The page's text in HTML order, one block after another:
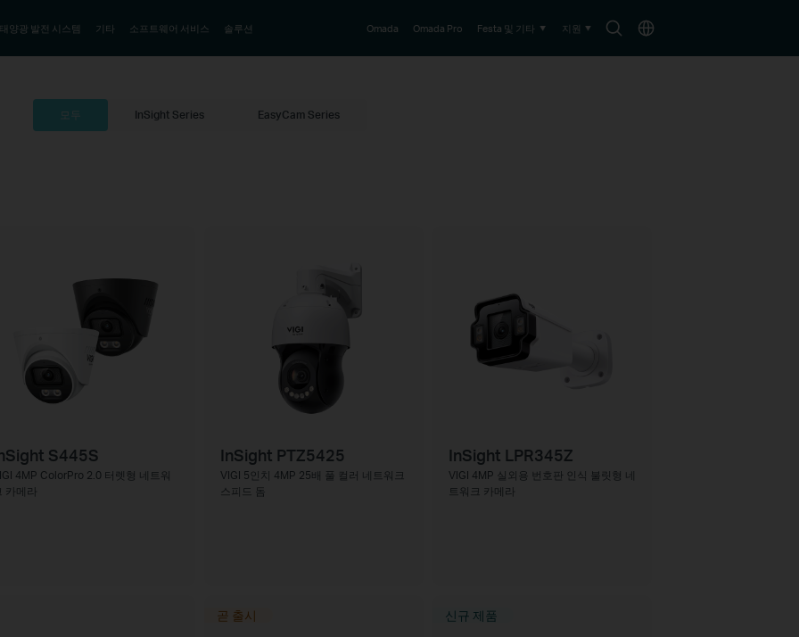
아
Choose
태양광 발전 시스템 기타 소프트웨어 서비스 솔루션 Omada Omada Pro Festa 및 기타 지원
모두 InSight Series EasyCam Series
S445S
4MP ColorPro 2.0 터렛형 네트워
카메라
InSight PTZ5425
VIGI 5인치 4MP 25배 풀 컬러 네트워크
스피드 돔
InSight LPR345Z
VIGI 4MP 실외용 번호판 인식 불릿형 네
트워크 카메라
곧 출시 신규 제품